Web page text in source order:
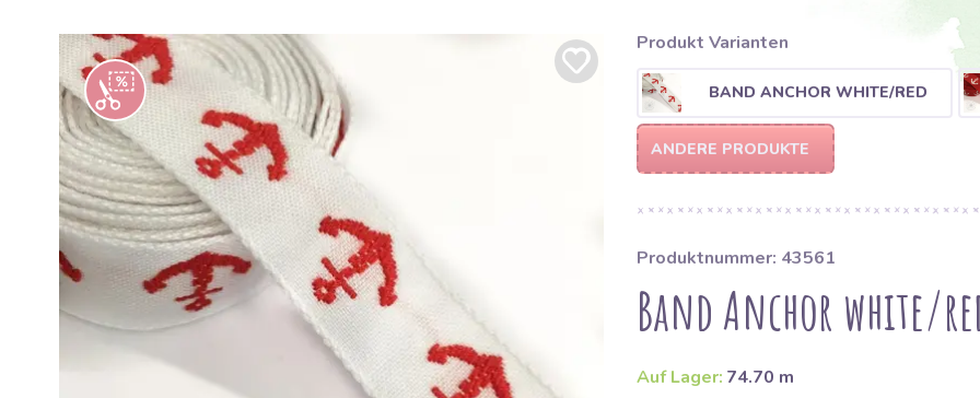
Produkt Varianten
BAND ANCHOR WHITE/RED
ANDERE PRODUKTE
Produktnummer: 43561
Band Anchor white/
Auf Lager: 74.70 m